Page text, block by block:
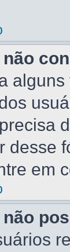
não
desse
em
não